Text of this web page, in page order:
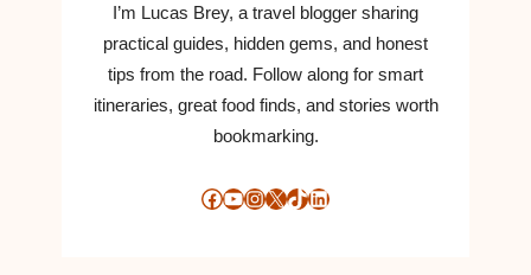
I’m Lucas Brey, a travel blogger sharing
practical guides, hidden gems, and honest
tips from the road. Follow along for smart
itineraries, great food finds, and stories worth
bookmarking.
Facebook YouTube InstagramX TikTok LinkedIn